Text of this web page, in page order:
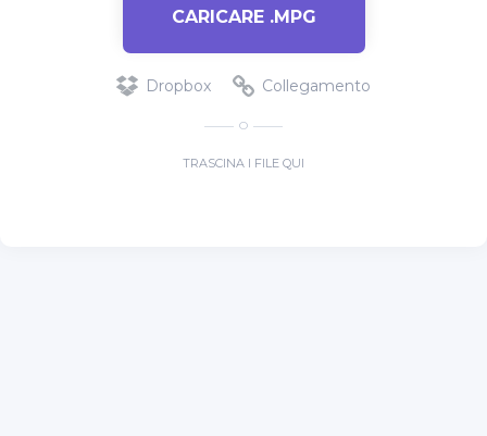
CARICARE .MPG
Dropbox Collegamento
O
TRASCINA I FILE QUI